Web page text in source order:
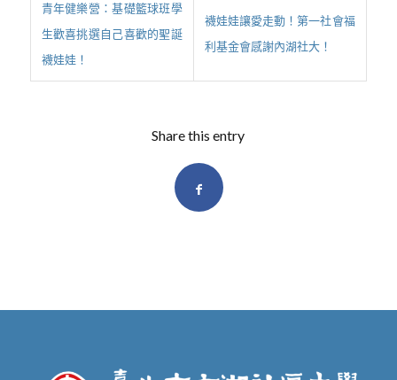
青年健樂營：基礎籃球班學
生歡喜挑選自己喜歡的聖誕
襪娃娃！
襪娃娃讓愛走動！第一社會福
利基金會感謝內湖社大！
Share this entry